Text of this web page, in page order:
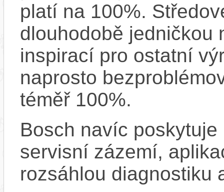
platí na 100%.
dlouhodobě jedničkou
inspirací pro ostatní
naprosto
téměř 100%.
Bosch navíc
servisní zázemí,
rozsáhlou diagnostiku